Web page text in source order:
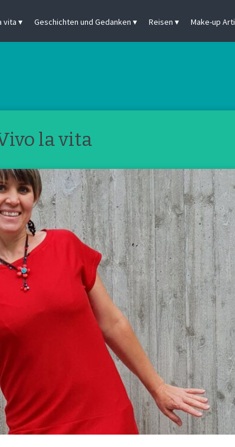
vita Geschichten und Gedanken Reisen Make-up
la vita